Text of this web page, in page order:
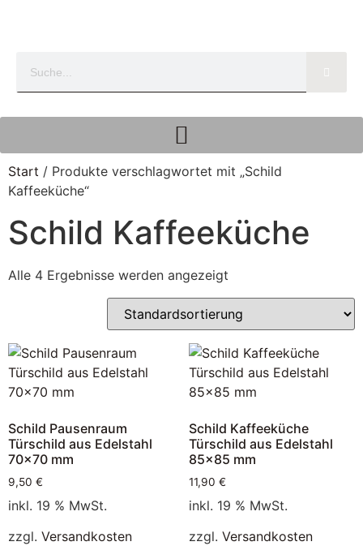
Start / Produkte verschlagwortet mit „Schild
Kaffeeküche“
Schild Kaffeeküche
Alle 4 Ergebnisse werden angezeigt
Schild Pausenraum
Türschild aus Edelstahl
70×70 mm
9,50 €
inkl. 19 % MwSt.
zzgl. Versandkosten
Schild Kaffeeküche
Türschild aus Edelstahl
85×85 mm
11,90 €
inkl. 19 % MwSt.
zzgl. Versandkosten